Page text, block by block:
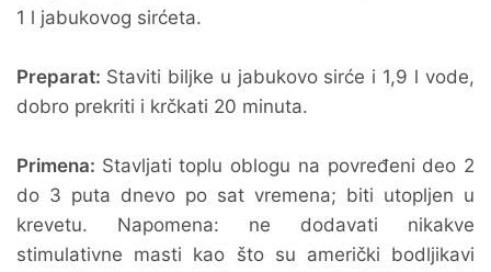
1 l jabukovog sirćeta.
Preparat: Staviti biljke u jabukovo sirće i 1,9 l vode,
dobro prekriti i krčkati 20 minuta.
Primena: Stavljati toplu oblogu na povređeni deo 2
do 3 puta dnevo po sat vremena; biti utopljen u
krevetu. Napomena: ne dodavati nikakve
stimulativne masti kao što su američki bodljikavi